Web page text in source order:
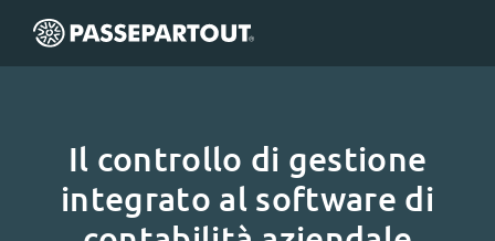
Il controllo di gestione
integrato al software di